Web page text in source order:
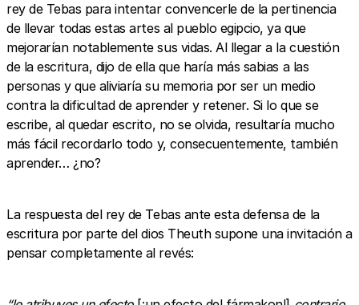
rey de Tebas para intentar convencerle de la pertinencia
de llevar todas estas artes al pueblo egipcio, ya que
mejorarían notablemente sus vidas. Al llegar a la cuestión
de la escritura, dijo de ella que haría más sabias a las
personas y que aliviaría su memoria por ser un medio
contra la dificultad de aprender y retener. Si lo que se
escribe, al quedar escrito, no se olvida, resultaría mucho
más fácil recordarlo todo y, consecuentemente, también
aprender… ¿no?
La respuesta del rey de Tebas ante esta defensa de la
escritura por parte del dios Theuth supone una invitación a
pensar completamente al revés: